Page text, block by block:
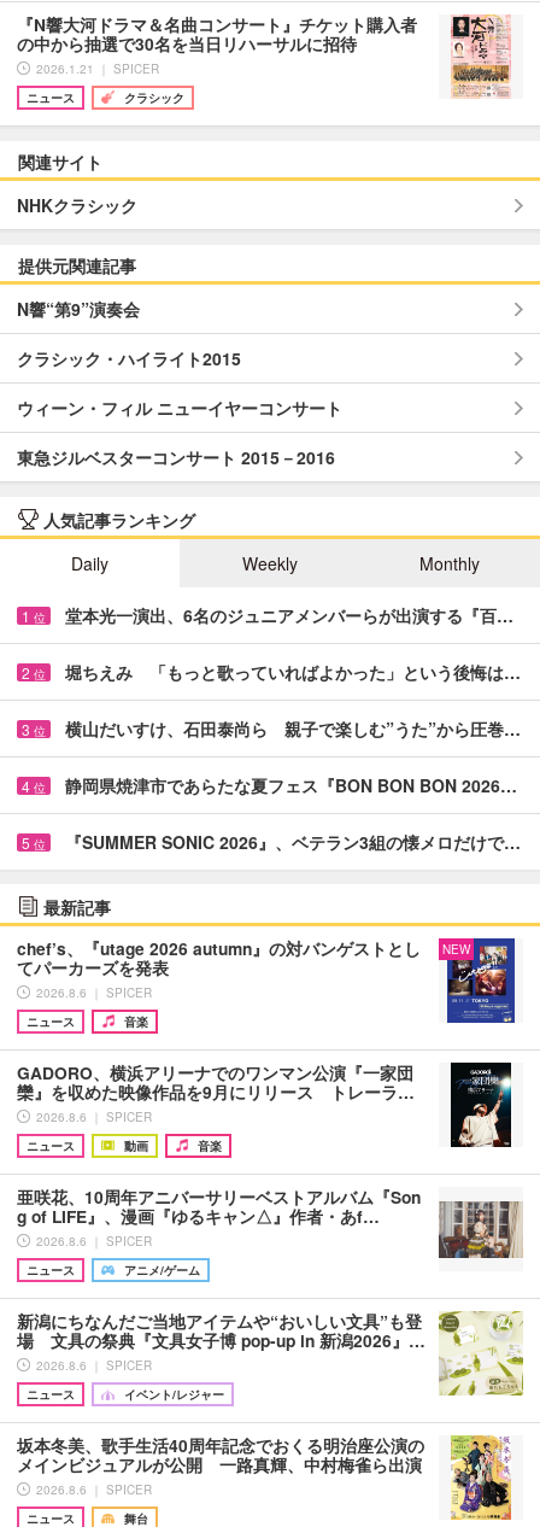
『N響大河ドラマ＆名曲コンサート』チケット購入者
の中から抽選で30名を当日リハーサルに招待
2026.1.21 ｜ SPICER
ニュース
クラシック
関連サイト
NHKクラシック
提供元関連記事
N響“第9”演奏会
クラシック・ハイライト2015
ウィーン・フィル ニューイヤーコンサート
東急ジルベスターコンサート 2015－2016
人気記事ランキング
Daily
Weekly Monthly
1 位 堂本光一演出、6名のジュニアメンバーらが出演する『百…
2 位 堀ちえみ 「もっと歌っていればよかった」という後悔は…
3 位 横山だいすけ、石田泰尚ら 親子で楽しむ”うた”から圧巻…
4 位 静岡県焼津市であらたな夏フェス『BON BON BON 2026…
5 位 『SUMMER SONIC 2026』、ベテラン3組の懐メロだけで…
最新記事
chef’s、『utage 2026 autumn』の対バンゲストとし
てパーカーズを発表
2026.8.6 ｜ SPICER
ニュース
音楽
NEW
GADORO、横浜アリーナでのワンマン公演『一家団
欒』を収めた映像作品を9月にリリース トレーラ…
2026.8.6 ｜ SPICER
ニュース
動画 音楽
亜咲花、10周年アニバーサリーベストアルバム『Son
g of LIFE』、漫画『ゆるキャン△』作者・あf…
2026.8.6 ｜ SPICER
ニュース
アニメ/ゲーム
新潟にちなんだご当地アイテムや“おいしい文具”も登
場 文具の祭典『文具女子博 pop-up in 新潟2026』…
2026.8.6 ｜ SPICER
ニュース
イベント/レジャー
坂本冬美、歌手生活40周年記念でおくる明治座公演の
メインビジュアルが公開 一路真輝、中村梅雀ら出演
2026.8.6 ｜ SPICER
ニュース
舞台